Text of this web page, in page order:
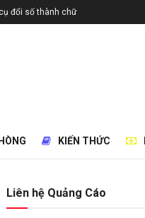
đổi số thành chữ
KIẾN THỨC
Liên hệ Quảng Cáo